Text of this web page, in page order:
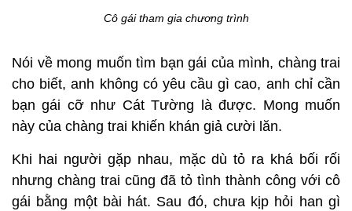
Cô gái tham gia chương trình
Nói về mong muốn tìm bạn gái của mình, chàng trai
cho biết, anh không có yêu cầu gì cao, anh chỉ cần
bạn gái cỡ như Cát Tường là được. Mong muốn
này của chàng trai khiến khán giả cười lăn.
Khi hai người gặp nhau, mặc dù tỏ ra khá bối rối
nhưng chàng trai cũng đã tỏ tình thành công với cô
gái bằng một bài hát. Sau đó, chưa kịp hỏi han gì